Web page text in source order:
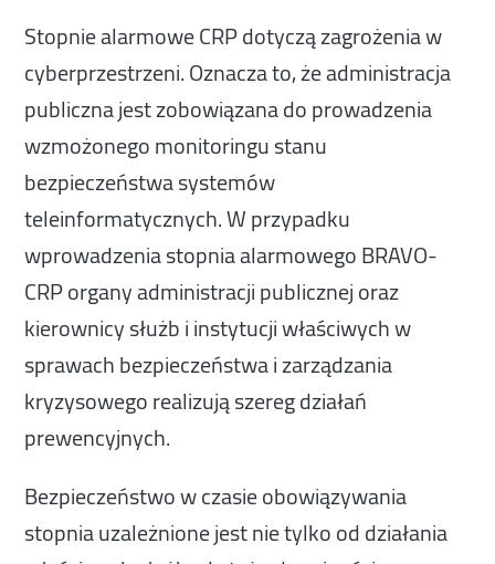
Stopnie alarmowe CRP dotyczą zagrożenia w
cyberprzestrzeni. Oznacza to, że administracja
publiczna jest zobowiązana do prowadzenia
wzmożonego monitoringu stanu
bezpieczeństwa systemów
teleinformatycznych. W przypadku
wprowadzenia stopnia alarmowego BRAVO-
CRP organy administracji publicznej oraz
kierownicy służb i instytucji właściwych w
sprawach bezpieczeństwa i zarządzania
kryzysowego realizują szereg działań
prewencyjnych.
Bezpieczeństwo w czasie obowiązywania
stopnia uzależnione jest nie tylko od działania